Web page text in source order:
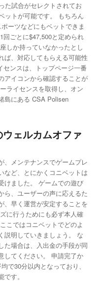
た試合がセレクトされてお
ットが可能です。 もちろん
ーツなどにもベットできま
ごとに$47,500と定められ
しか持っていなかったとし
ば、対応してもらえる可能性
ンスは、トップページ一番
アイコンから確認することが
ライセンスを取得し、オン
島にある CSA Polisen
ェルカムオファ
、メンテナンスでゲームプレ
など、とにかくコニベットは
けました。 ゲームでの遊び
ら、ユーザーの声に応えるた
、早く運営が安定することを
に行うためにも必ず本人確
こではコニベットでどのよ
説明していきましょう。 な
た場合は、入出金の手段が同
してください。 申請完了か
で30分以内となっており、
す。